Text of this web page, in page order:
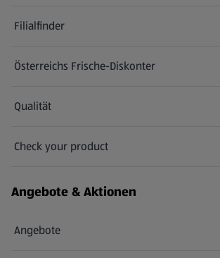
Filialfinder
Österreichs Frische-Diskonter
Qualität
Check your product
(öffnet in einem neuen Tab)
Angebote & Aktionen
Angebote